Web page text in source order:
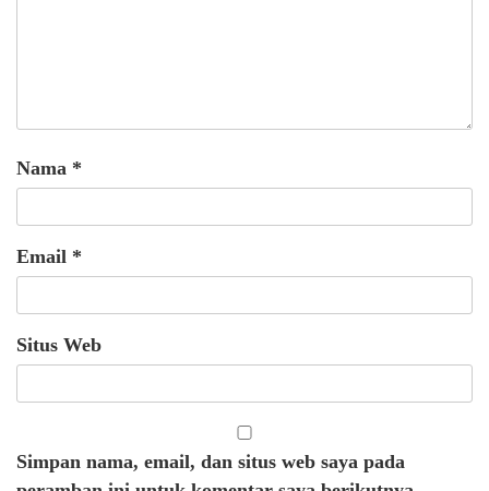
Nama *
Email *
Situs Web
Simpan nama, email, dan situs web saya pada